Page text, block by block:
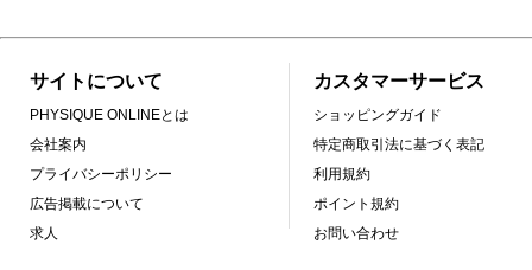
サイトについて
PHYSIQUE ONLINEとは
会社案内
プライバシーポリシー
広告掲載について
求人
カスタマーサービス
ショッピングガイド
特定商取引法に基づく表記
利用規約
ポイント規約
お問い合わせ